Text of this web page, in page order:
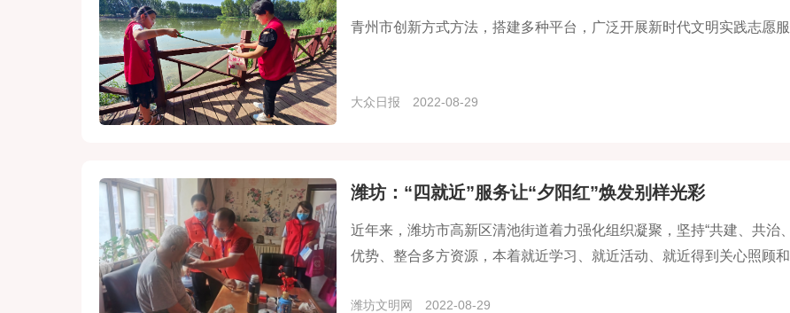
青州市创新方式方法，搭建多种平台，广泛开展新时代文明实践志愿
大众日报 2022-08-29
潍坊：“四就近”服务让“夕阳红”焕发别样光彩
近年来，潍坊市高新区清池街道着力强化组织凝聚，坚持“共建、共治
优势、整合多方资源，本着就近学习、就近活动、就近得到关心照顾
潍坊文明网 2022-08-29